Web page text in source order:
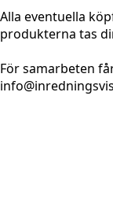
Alla eventuella
produkterna tas
För samarbeten